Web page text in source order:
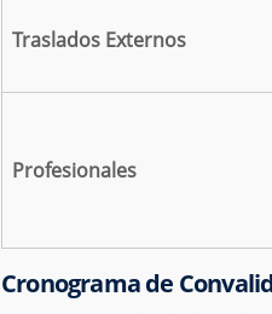
Traslados Externos
Profesionales
Cronograma de